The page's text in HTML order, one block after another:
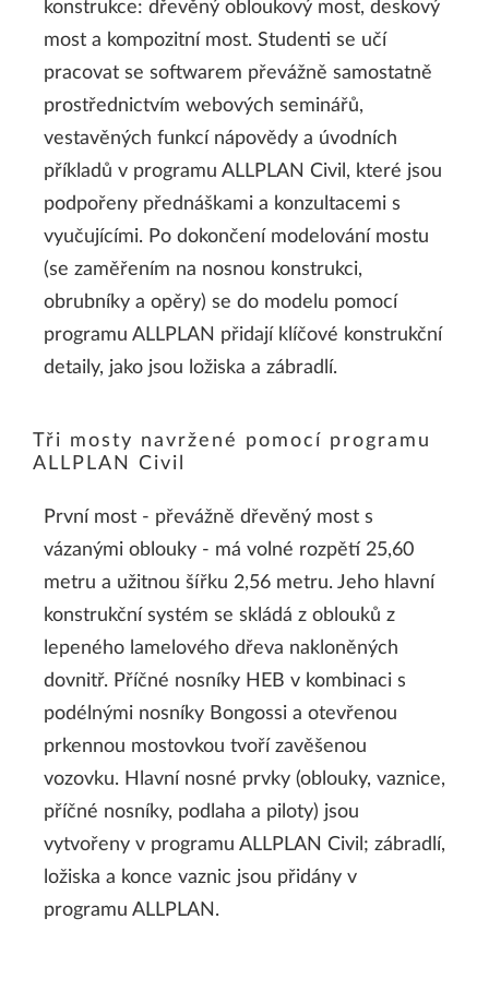
konstrukce: dřevěný obloukový most, deskový
most a kompozitní most. Studenti se učí
pracovat se softwarem převážně samostatně
prostřednictvím webových seminářů,
vestavěných funkcí nápovědy a úvodních
příkladů v programu ALLPLAN Civil, které jsou
podpořeny přednáškami a konzultacemi s
vyučujícími. Po dokončení modelování mostu
(se zaměřením na nosnou konstrukci,
obrubníky a opěry) se do modelu pomocí
programu ALLPLAN přidají klíčové konstrukční
detaily, jako jsou ložiska a zábradlí.
Tři mosty navržené pomocí programu
ALLPLAN Civil
První most - převážně dřevěný most s
vázanými oblouky - má volné rozpětí 25,60
metru a užitnou šířku 2,56 metru. Jeho hlavní
konstrukční systém se skládá z oblouků z
lepeného lamelového dřeva nakloněných
dovnitř. Příčné nosníky HEB v kombinaci s
podélnými nosníky Bongossi a otevřenou
prkennou mostovkou tvoří zavěšenou
vozovku. Hlavní nosné prvky (oblouky, vaznice,
příčné nosníky, podlaha a piloty) jsou
vytvořeny v programu ALLPLAN Civil; zábradlí,
ložiska a konce vaznic jsou přidány v
programu ALLPLAN.